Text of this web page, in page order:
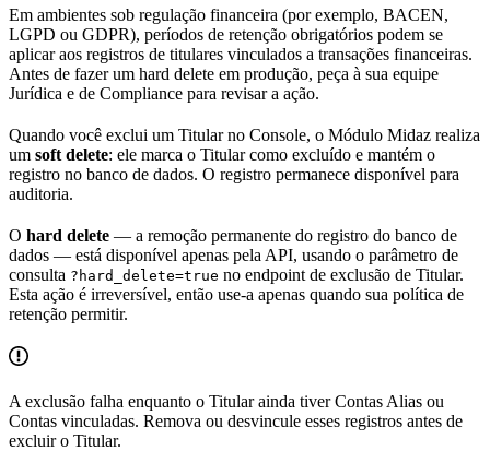
Em ambientes sob regulação financeira (por exemplo, BACEN,
LGPD ou GDPR), períodos de retenção obrigatórios podem se
aplicar aos registros de titulares vinculados a transações financeiras.
Antes de fazer um hard delete em produção, peça à sua equipe
Jurídica e de Compliance para revisar a ação.
Quando você exclui um Titular no Console, o Módulo Midaz realiza
um soft delete: ele marca o Titular como excluído e mantém o
registro no banco de dados. O registro permanece disponível para
auditoria.
O hard delete — a remoção permanente do registro do banco de
dados — está disponível apenas pela API, usando o parâmetro de
consulta ?hard_delete=true no endpoint de exclusão de Titular.
Esta ação é irreversível, então use-a apenas quando sua política de
retenção permitir.
A exclusão falha enquanto o Titular ainda tiver Contas Alias ou
Contas vinculadas. Remova ou desvincule esses registros antes de
excluir o Titular.